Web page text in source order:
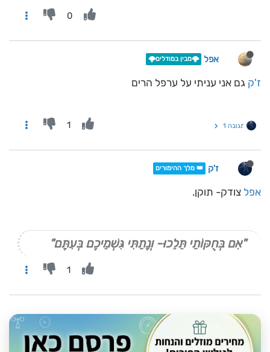
0
אפל 🌩️מבין במודלים🌩️
ז'ק גם אני עניתי על ערפל הרים
תגובה 1 1
ז'ק 👑 מלך ההימורים
אפל צודק- תוקן.
"אִם בְּחֻקּוֹתַי תֵּלֵכוּ- וְנָתַתִּי גִּשְׁמֵיכֶם בְּעִתָּם"
1